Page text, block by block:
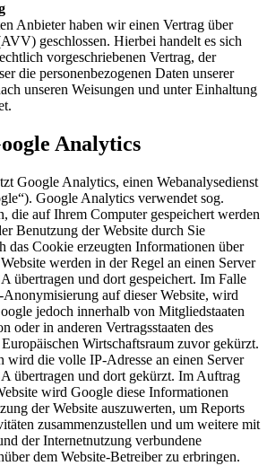
Anbieter haben wir einen Vertrag über
geschlossen. Hierbei handelt es sich
vorgeschriebenen Vertrag, der
die personenbezogenen Daten unserer
unseren Weisungen und unter Einhaltung
Analytics
Google Analytics, einen Webanalysedienst
Google Analytics verwendet sog.
die auf Ihrem Computer gespeichert werden
Benutzung der Website durch Sie
das Cookie erzeugten Informationen über
werden in der Regel an einen Server
übertragen und dort gespeichert. Im Falle
auf dieser Website, wird
jedoch innerhalb von Mitgliedstaaten
oder in anderen Vertragsstaaten des
Wirtschaftsraum zuvor gekürzt.
wird die volle IP-Adresse an einen Server
übertragen und dort gekürzt. Im Auftrag
wird Google diese Informationen
der Website auszuwerten, um Reports
zusammenzustellen und um weitere mit
der Internetnutzung verbundene
dem Website-Betreiber zu erbringen.